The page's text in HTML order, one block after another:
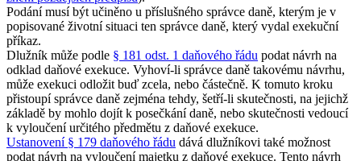
Podání musí být učiněno u příslušného správce daně, kterým je v
popisované životní situaci ten správce daně, který vydal exekuční
příkaz.
Dlužník může podle § 181 odst. 1 daňového řádu podat návrh na
odklad daňové exekuce. Vyhoví-li správce daně takovému návrhu,
může exekuci odložit buď zcela, nebo částečně. K tomuto kroku
přistoupí správce daně zejména tehdy, šetří-li skutečnosti, na jejichž
základě by mohlo dojít k posečkání daně, nebo skutečnosti vedoucí
k vyloučení určitého předmětu z daňové exekuce.
Ustanovení § 179 daňového řádu dává dlužníkovi také možnost
podat návrh na vyloučení majetku z daňové exekuce. Tento návrh